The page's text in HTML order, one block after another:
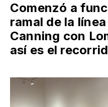
Comenzó a
ramal de la
Canning con
así es el